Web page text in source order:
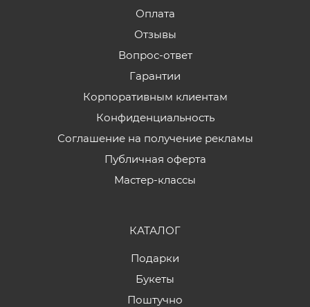
Оплата
Отзывы
Вопрос-ответ
Гарантии
Корпоративным клиентам
Конфиденциальность
Соглашение на получение рекламы
Публичная оферта
Мастер-классы
КАТАЛОГ
Подарки
Букеты
Поштучно